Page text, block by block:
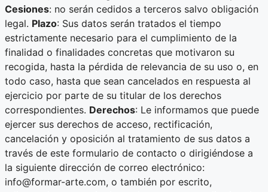
Cesiones: no serán cedidos a terceros salvo obligación
legal. Plazo: Sus datos serán tratados el tiempo
estrictamente necesario para el cumplimiento de la
finalidad o finalidades concretas que motivaron su
recogida, hasta la pérdida de relevancia de su uso o, en
todo caso, hasta que sean cancelados en respuesta al
ejercicio por parte de su titular de los derechos
correspondientes. Derechos: Le informamos que puede
ejercer sus derechos de acceso, rectificación,
cancelación y oposición al tratamiento de sus datos a
través de este formulario de contacto o dirigiéndose a
la siguiente dirección de correo electrónico:
info@formar-arte.com, o también por escrito,